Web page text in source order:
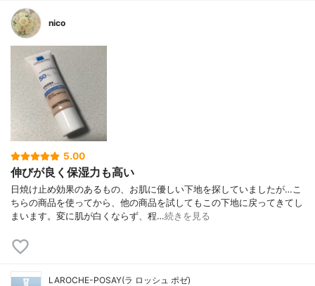
nico
5.00
伸びが良く保湿力も高い
日焼け止め効果のあるもの、お肌に優しい下地を探していましたが…こ
ちらの商品を使ってから、他の商品を試してもこの下地に戻ってきてし
まいます。変に肌が白くならず、程…続きを見る
LAROCHE-POSAY(ラ ロッシュ ポゼ)